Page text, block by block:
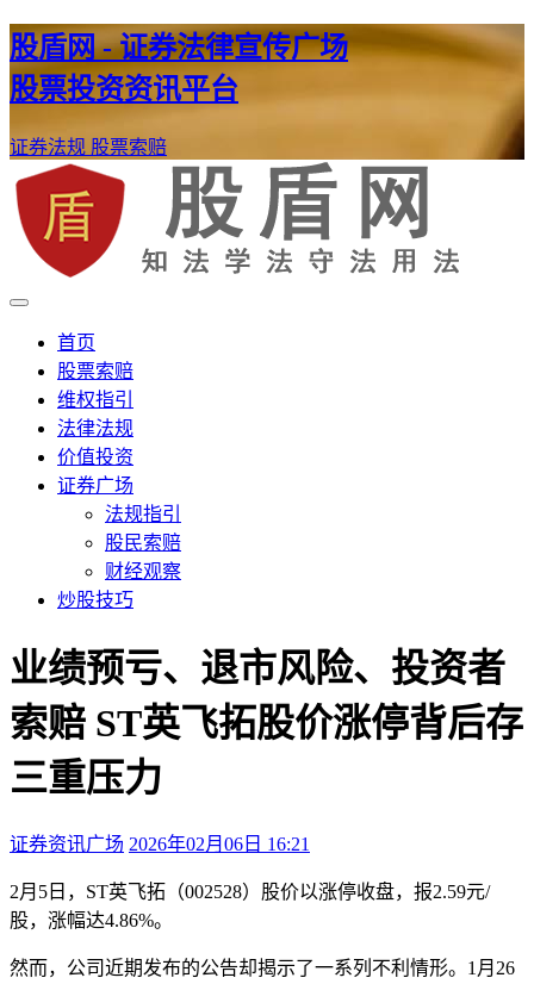
股盾网 - 证券法律宣传广场
股票投资资讯平台
证券法规 股票索赔
股盾网
证券股票维权网
首页
股票索赔
维权指引
法律法规
价值投资
证券广场
法规指引
股民索赔
财经观察
炒股技巧
业绩预亏、退市风险、投资者
索赔 ST英飞拓股价涨停背后存
三重压力
证券资讯广场 2026年02月06日 16:21
2月5日，ST英飞拓（002528）股价以涨停收盘，报2.59元/
股，涨幅达4.86%。
然而，公司近期发布的公告却揭示了一系列不利情形。1月26